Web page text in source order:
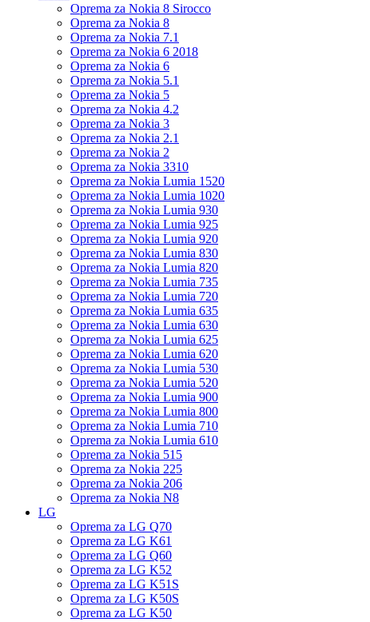
Oprema za Nokia 8 Sirocco
Oprema za Nokia 8
Oprema za Nokia 7.1
Oprema za Nokia 6 2018
Oprema za Nokia 6
Oprema za Nokia 5.1
Oprema za Nokia 5
Oprema za Nokia 4.2
Oprema za Nokia 3
Oprema za Nokia 2.1
Oprema za Nokia 2
Oprema za Nokia 3310
Oprema za Nokia Lumia 1520
Oprema za Nokia Lumia 1020
Oprema za Nokia Lumia 930
Oprema za Nokia Lumia 925
Oprema za Nokia Lumia 920
Oprema za Nokia Lumia 830
Oprema za Nokia Lumia 820
Oprema za Nokia Lumia 735
Oprema za Nokia Lumia 720
Oprema za Nokia Lumia 635
Oprema za Nokia Lumia 630
Oprema za Nokia Lumia 625
Oprema za Nokia Lumia 620
Oprema za Nokia Lumia 530
Oprema za Nokia Lumia 520
Oprema za Nokia Lumia 900
Oprema za Nokia Lumia 800
Oprema za Nokia Lumia 710
Oprema za Nokia Lumia 610
Oprema za Nokia 515
Oprema za Nokia 225
Oprema za Nokia 206
Oprema za Nokia N8
LG
Oprema za LG Q70
Oprema za LG K61
Oprema za LG Q60
Oprema za LG K52
Oprema za LG K51S
Oprema za LG K50S
Oprema za LG K50